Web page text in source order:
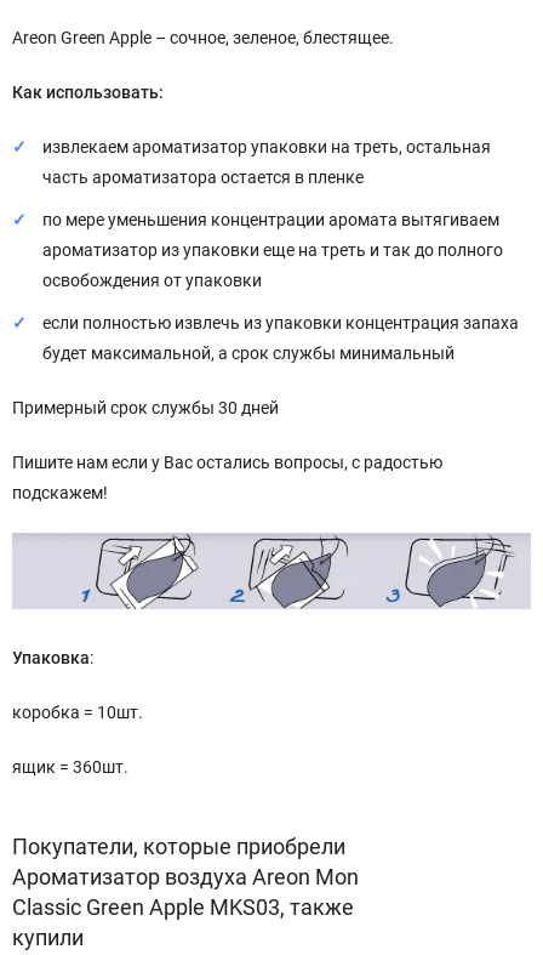
Areon Green Apple – сочное, зеленое, блестящее.
Как использовать:
извлекаем ароматизатор упаковки на треть, остальная
часть ароматизатора остается в пленке
по мере уменьшения концентрации аромата вытягиваем
ароматизатор из упаковки еще на треть и так до полного
освобождения от упаковки
если полностью извлечь из упаковки концентрация запаха
будет максимальной, а срок службы минимальный
Примерный срок службы 30 дней
Пишите нам если у Вас остались вопросы, с радостью
подскажем!
Упаковка:
коробка = 10шт.
ящик = 360шт.
Покупатели, которые приобрели
Ароматизатор воздуха Areon Mon
Classic Green Apple MKS03, также
купили